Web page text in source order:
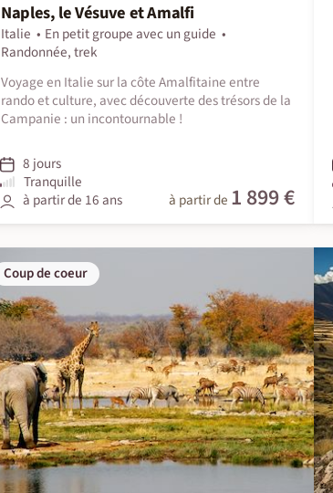
Naples, le Vésuve et Amalfi
Italie
En petit groupe avec un guide
Randonnée, trek
Voyage en Italie sur la côte Amalfitaine entre
rando et culture, avec découverte des trésors de la
Campanie : un incontournable !
8 jours
Tranquille
à partir de 16 ans
à partir de 1 899 €
Coup de coeur